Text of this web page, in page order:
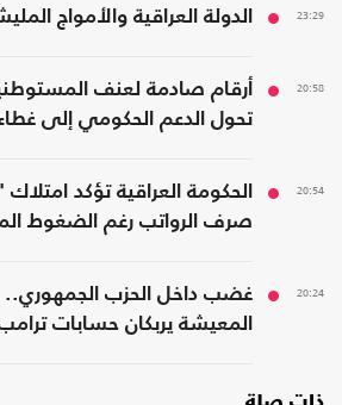
23:29 الدولة العراقية والأمواج
20:58
أرقام صادمة لعنف
تحول الدعم الحكومي إلى
20:54
الحكومة العراقية تؤكد
صرف الرواتب رغم الضغوط
20:24
غضب داخل الحزب الجمهوري..
المعيشة يربكان حسابات